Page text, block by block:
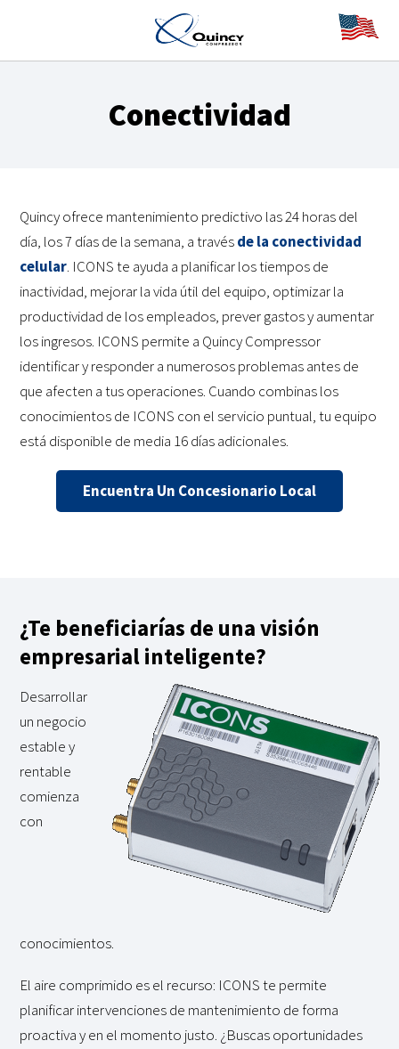
Conectividad
Quincy ofrece mantenimiento predictivo las 24 horas del
día, los 7 días de la semana, a travésde la conectividad
celular. ICONS te ayuda a planificar los tiempos de
inactividad, mejorar la vida útil del equipo, optimizar la
productividad de los empleados, prever gastos y aumentar
los ingresos. ICONS permite a Quincy Compressor
identificar y responder a numerosos problemas antes de
que afecten a tus operaciones. Cuando combinas los
conocimientos de ICONS con el servicio puntual, tu equipo
está disponible de media 16 días adicionales.
Encuentra Un Concesionario Local
¿Te beneficiarías de una visión
empresarial inteligente?
Desarrollar
un negocio
estable y
rentable
comienza
con
conocimientos.
El aire comprimido es el recurso: ICONS te permite
planificar intervenciones de mantenimiento de forma
proactiva y en el momento justo. ¿Buscas oportunidades